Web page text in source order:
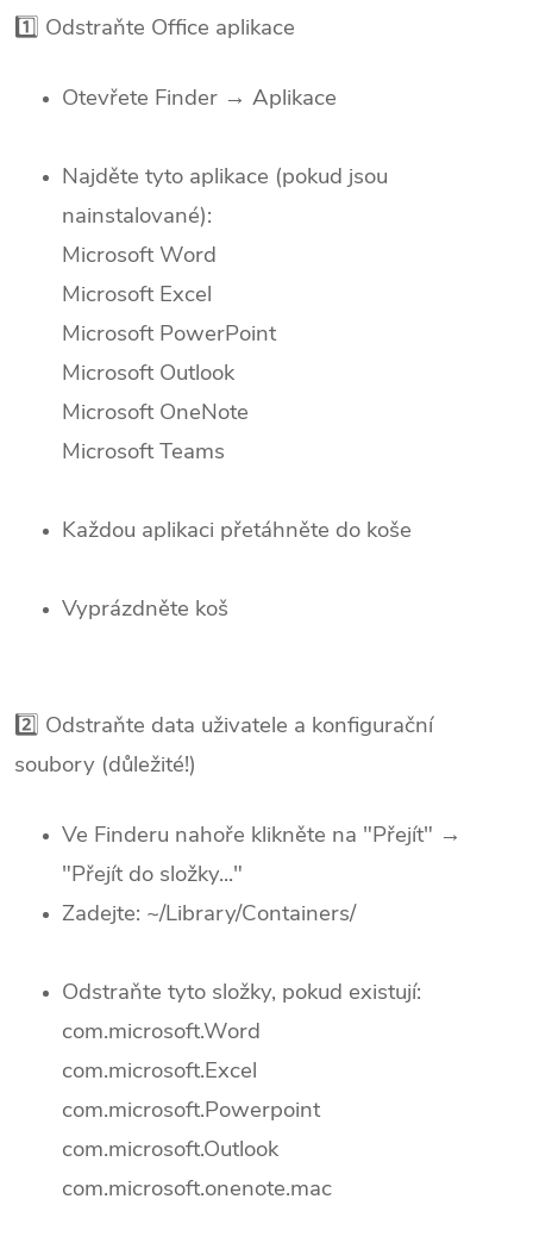
1️⃣ Odstraňte Office aplikace
Otevřete Finder → Aplikace
Najděte tyto aplikace (pokud jsou
nainstalované):
Microsoft Word
Microsoft Excel
Microsoft PowerPoint
Microsoft Outlook
Microsoft OneNote
Microsoft Teams
Každou aplikaci přetáhněte do koše
Vyprázdněte koš
2️⃣ Odstraňte data uživatele a konfigurační
soubory (důležité!)
Ve Finderu nahoře klikněte na "Přejít" →
"Přejít do složky..."
Zadejte: ~/Library/Containers/
Odstraňte tyto složky, pokud existují:
com.microsoft.Word
com.microsoft.Excel
com.microsoft.Powerpoint
com.microsoft.Outlook
com.microsoft.onenote.mac